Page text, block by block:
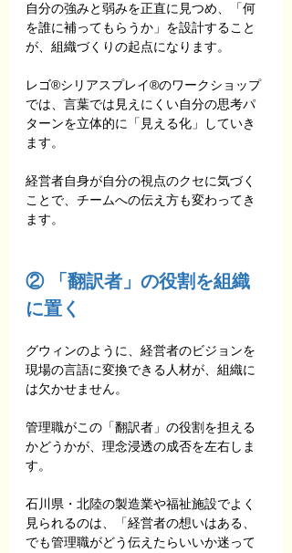
自分の強みと弱みを正直に見つめ、「何
を誰に補ってもらうか」を設計すること
が、組織づくりの起点になります。
レゴ®シリアスプレイ®のワークショップ
では、言葉では見えにくい自分の思考パ
ターンを立体的に「見える化」していき
ます。
経営者自身が自分の視点のクセに気づく
ことで、チームへの伝え方も変わってき
ます。
② 「翻訳者」の役割を組織
に置く
グウィンのように、経営者のビジョンを
現場の言語に変換できる人材が、組織に
は欠かせません。
管理職がこの「翻訳者」の役割を担える
かどうかが、理念浸透の成否を左右しま
す。
石川県・北陸の製造業や福祉施設でよく
見られるのは、「経営者の想いはある、
でも管理職がどう伝えたらいいか迷って